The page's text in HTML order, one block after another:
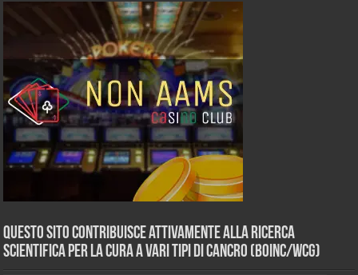
Questo sito contribuisce attivamente alla ricerca
scientifica per la cura a vari tipi di Cancro (BOINC/WCG)